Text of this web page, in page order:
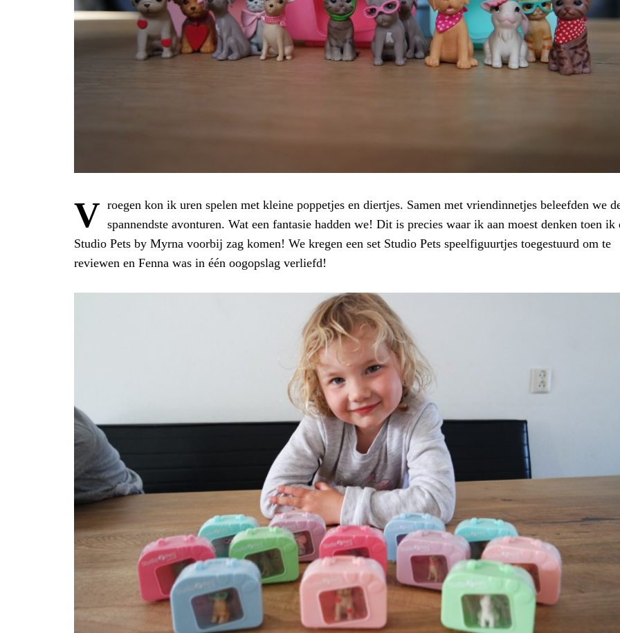
V roegen kon ik uren spelen met kleine poppetjes en diertjes. Samen met vriendinnetjes beleefden we
spannendste avonturen. Wat een fantasie hadden we! Dit is precies waar ik aan moest denken toen ik
Studio Pets by Myrna voorbij zag komen! We kregen een set Studio Pets speelfiguurtjes toegestuurd om te
reviewen en Fenna was in één oogopslag verliefd!